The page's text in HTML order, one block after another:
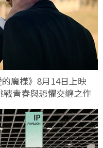
魔樣》8月14日上映
戰青春與恐懼交纏之作